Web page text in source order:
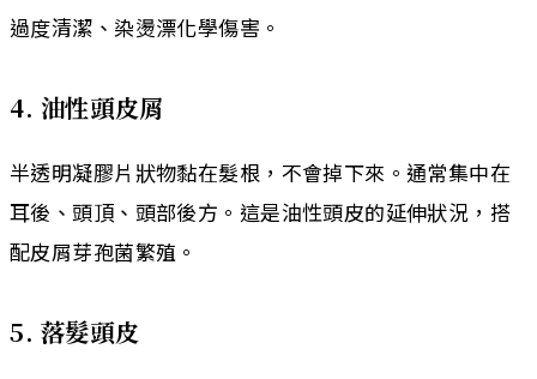
過度清潔、染燙漂化學傷害。
4. 油性頭皮屑
半透明凝膠片狀物黏在髮根，不會掉下來。通常集中在
耳後、頭頂、頭部後方。這是油性頭皮的延伸狀況，搭
配皮屑芽孢菌繁殖。
5. 落髮頭皮